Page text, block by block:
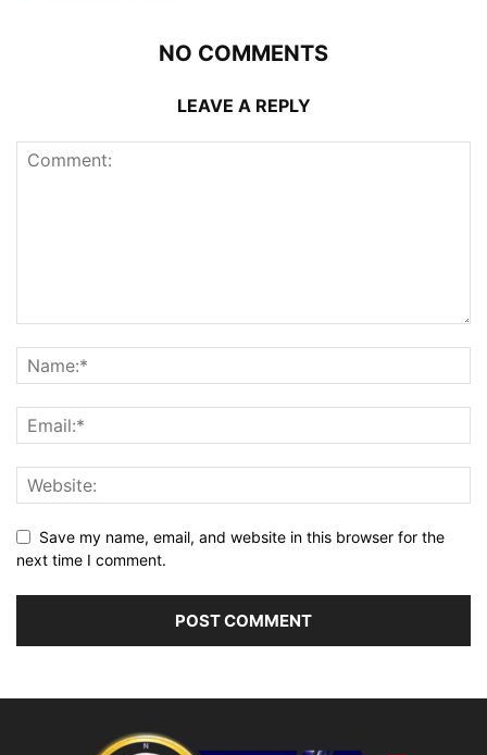
NO COMMENTS
LEAVE A REPLY
Save my name, email, and website in this browser for the
next time I comment.